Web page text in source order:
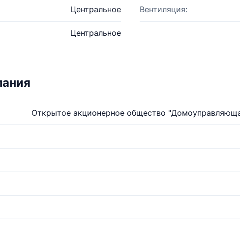
Центральное Вентиляция:
Центральное
Открытое акционерное общество